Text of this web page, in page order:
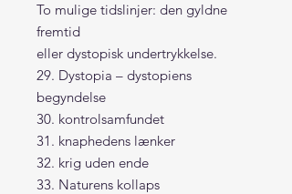
To mulige tidslinjer: den gyldne
fremtid
eller dystopisk undertrykkelse.
29. Dystopia – dystopiens
begyndelse
30. kontrolsamfundet
31. knaphedens lænker
32. krig uden ende
33. Naturens kollaps